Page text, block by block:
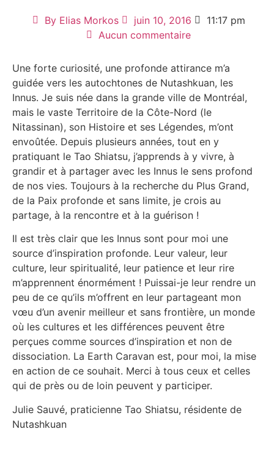
ByElias Morkos juin 10, 2016
11:17 pm
Aucun commentaire
Une forte curiosité, une profonde attirance m’a
guidée vers les autochtones de Nutashkuan, les
Innus. Je suis née dans la grande ville de Montréal,
mais le vaste Territoire de la Côte-Nord (le
Nitassinan), son Histoire et ses Légendes, m’ont
envoûtée. Depuis plusieurs années, tout en y
pratiquant le Tao Shiatsu, j’apprends à y vivre, à
grandir et à partager avec les Innus le sens profond
de nos vies. Toujours à la recherche du Plus Grand,
de la Paix profonde et sans limite, je crois au
partage, à la rencontre et à la guérison !
Il est très clair que les Innus sont pour moi une
source d’inspiration profonde. Leur valeur, leur
culture, leur spiritualité, leur patience et leur rire
m’apprennent énormément ! Puissai-je leur rendre un
peu de ce qu’ils m’offrent en leur partageant mon
vœu d’un avenir meilleur et sans frontière, un monde
où les cultures et les différences peuvent être
perçues comme sources d’inspiration et non de
dissociation. La Earth Caravan est, pour moi, la mise
en action de ce souhait. Merci à tous ceux et celles
qui de près ou de loin peuvent y participer.
Julie Sauvé, praticienne Tao Shiatsu, résidente de
Nutashkuan